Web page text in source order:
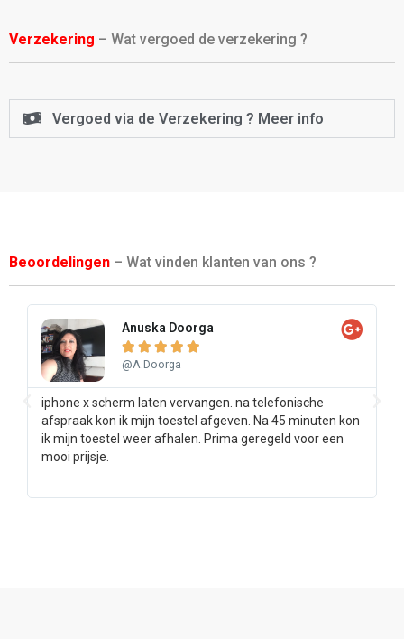
Verzekering – Wat vergoed de verzekering ?
Vergoed via de Verzekering ? Meer info
Beoordelingen – Wat vinden klanten van ons ?
Anuska Doorga
    
@A.Doorga
iphone x scherm laten vervangen. na telefonische
afspraak kon ik mijn toestel afgeven. Na 45 minuten kon
ik mijn toestel weer afhalen. Prima geregeld voor een
mooi prijsje.